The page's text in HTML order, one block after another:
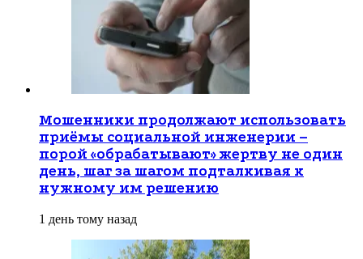
Мошенники продолжают использовать
приёмы социальной инженерии –
порой «обрабатывают» жертву не один
день, шаг за шагом подталкивая к
нужному им решению
1 день тому назад